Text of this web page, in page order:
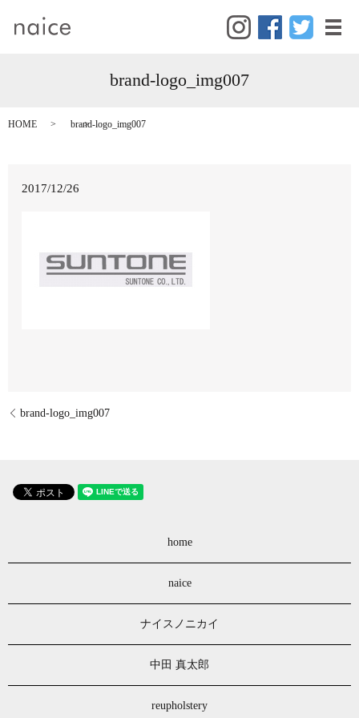
メ
brand-logo_img007
HOME brand-logo_img007
2017/12/26
brand-logo_img007
home
naice
ナイスノニカイ
中田 真太郎
reupholstery